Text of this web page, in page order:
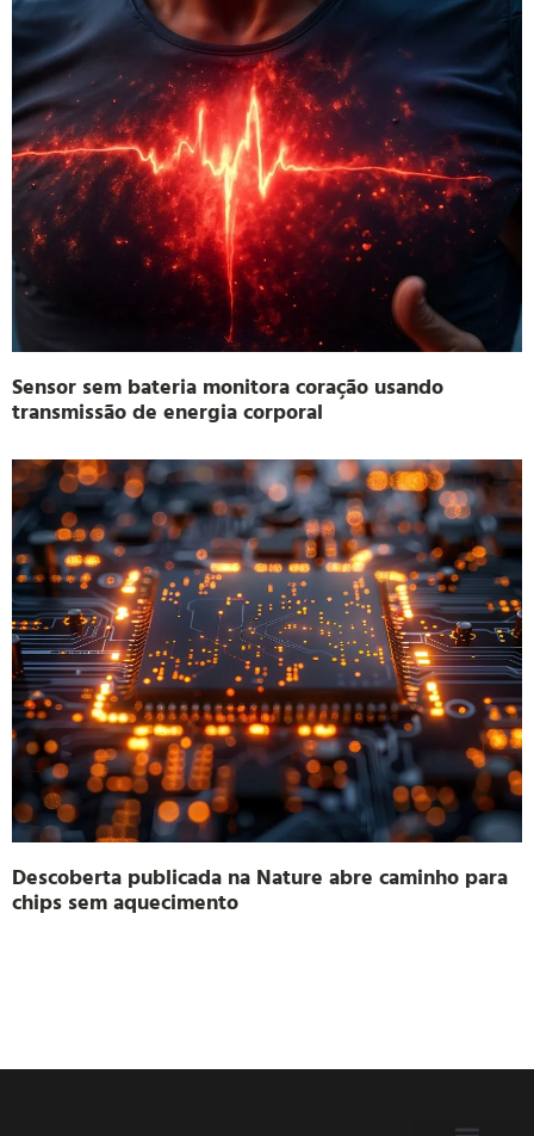
Sensor sem bateria monitora coração usando
transmissão de energia corporal
Descoberta publicada na Nature abre caminho para
chips sem aquecimento